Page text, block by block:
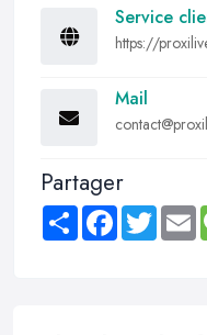
Service
https://
Mail
Partager
Share FacebookTwitter